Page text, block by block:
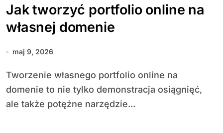
Jak tworzyć portfolio online na
własnej domenie
maj 9, 2026
Tworzenie własnego portfolio online na
domenie to nie tylko demonstracja osiągnięć,
ale także potężne narzędzie...